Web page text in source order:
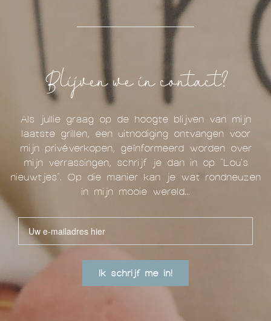
Blijven we in contact?
Als jullie graag op de hoogte blijven van mijn
laatste grillen, een uitnodiging ontvangen voor
mijn privéverkopen, geïnformeerd worden over
mijn verrassingen, schrijf je dan in op "Lou's
nieuwtjes". Op die manier kan je wat rondneuzen
in mijn mooie wereld...
Ik schrijf me in!